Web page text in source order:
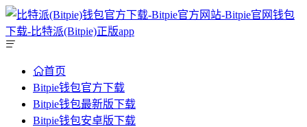
首页
Bitpie钱包官方下载
Bitpie钱包最新版下载
Bitpie钱包安卓版下载